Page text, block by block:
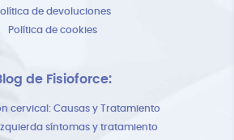
de devoluciones
Política de cookies
de Fisioforce:
cervical: Causas y Tratamiento
síntomas y tratamiento